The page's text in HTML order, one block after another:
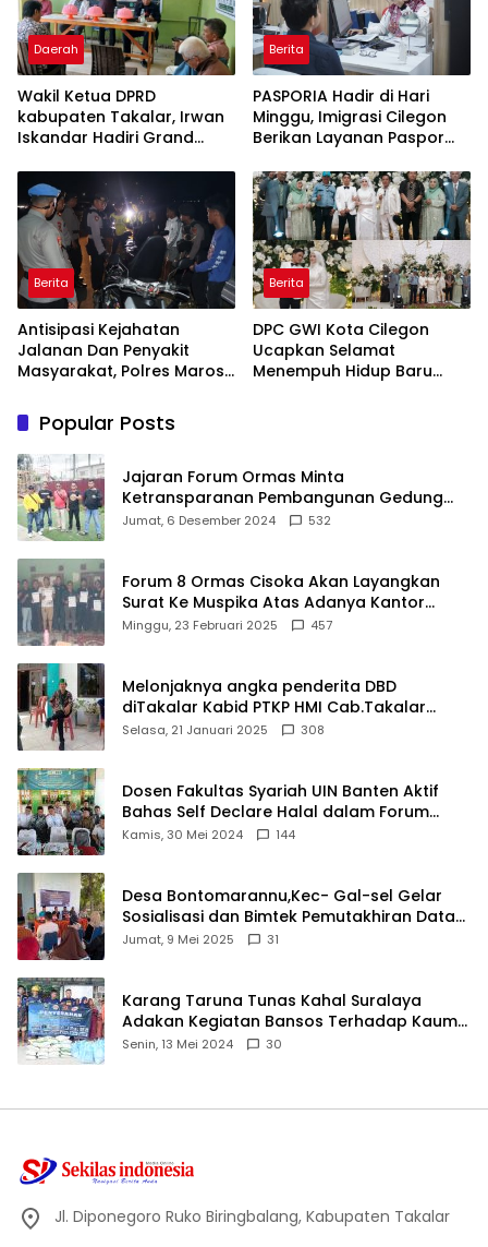
Daerah
Wakil Ketua DPRD
kabupaten Takalar, Irwan
Iskandar Hadiri Grand
Pertama di Takalar,
Melayani Terapis Gratis
untuk Pasien Dhuafa dan
umum.
Berita
PASPORIA Hadir di Hari
Minggu, Imigrasi Cilegon
Berikan Layanan Paspor
Gratis
Berita
Antisipasi Kejahatan
Jalanan Dan Penyakit
Masyarakat, Polres Maros
Kondusif
Berita
DPC GWI Kota Cilegon
Ucapkan Selamat
Menempuh Hidup Baru
Popular Posts
Jajaran Forum Ormas Minta
Ketransparanan Pembangunan Gedung
Damkar Di Kecamatan Cisoka
Jumat, 6 Desember 2024 532
Forum 8 Ormas Cisoka Akan Layangkan
Surat Ke Muspika Atas Adanya Kantor
Matel di Cisoka
Minggu, 23 Februari 2025 457
Melonjaknya angka penderita DBD
diTakalar Kabid PTKP HMI Cab.Takalar
angkat bicara
Selasa, 21 Januari 2025 308
Dosen Fakultas Syariah UIN Banten Aktif
Bahas Self Declare Halal dalam Forum
Ijtima Ulama MUI
Kamis, 30 Mei 2024 144
Desa Bontomarannu,Kec- Gal-sel Gelar
Sosialisasi dan Bimtek Pemutakhiran Data
ID
Jumat, 9 Mei 2025 31
Karang Taruna Tunas Kahal Suralaya
Adakan Kegiatan Bansos Terhadap Kaum
Dhuafa dan Anak Yatim-Piatu
Senin, 13 Mei 2024 30
Jl. Diponegoro Ruko Biringbalang, Kabupaten Takalar